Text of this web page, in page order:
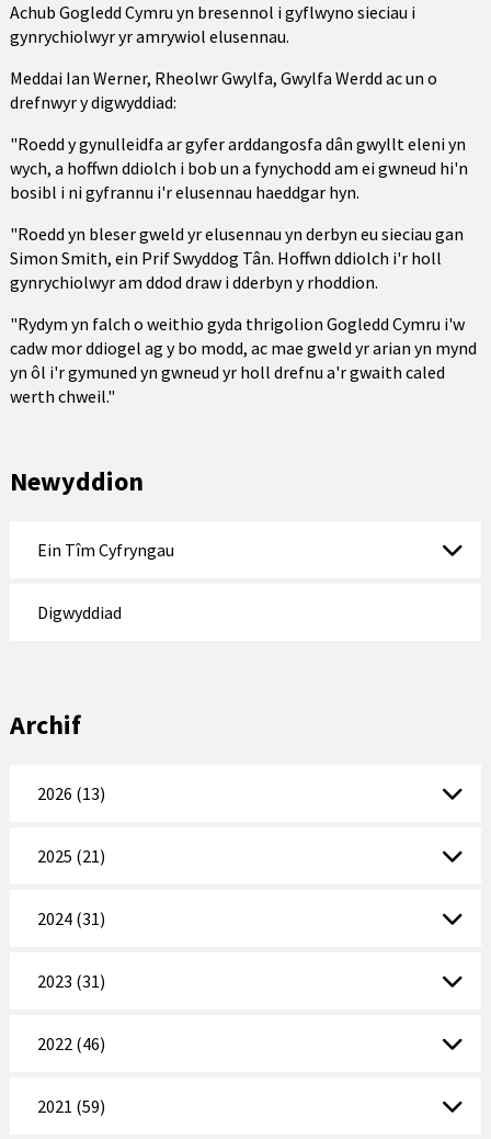
Achub Gogledd Cymru yn bresennol i gyflwyno sieciau i
gynrychiolwyr yr amrywiol elusennau.
Meddai Ian Werner, Rheolwr Gwylfa, Gwylfa Werdd ac un o
drefnwyr y digwyddiad:
"Roedd y gynulleidfa ar gyfer arddangosfa dân gwyllt eleni yn
wych, a hoffwn ddiolch i bob un a fynychodd am ei gwneud hi'n
bosibl i ni gyfrannu i'r elusennau haeddgar hyn.
"Roedd yn bleser gweld yr elusennau yn derbyn eu sieciau gan
Simon Smith, ein Prif Swyddog Tân. Hoffwn ddiolch i'r holl
gynrychiolwyr am ddod draw i dderbyn y rhoddion.
"Rydym yn falch o weithio gyda thrigolion Gogledd Cymru i'w
cadw mor ddiogel ag y bo modd, ac mae gweld yr arian yn mynd
yn ôl i'r gymuned yn gwneud yr holl drefnu a'r gwaith caled
werth chweil."
Newyddion
Ein Tîm Cyfryngau
Digwyddiad
Archif
2026 (13)
2025 (21)
2024 (31)
2023 (31)
2022 (46)
2021 (59)